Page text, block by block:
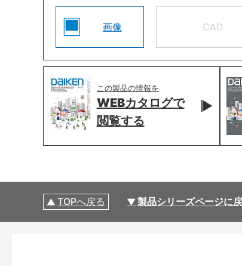
画像 CAD
この製品の情報を
WEBカタログで
閲覧する
TOPへ戻る 製品シリーズページに